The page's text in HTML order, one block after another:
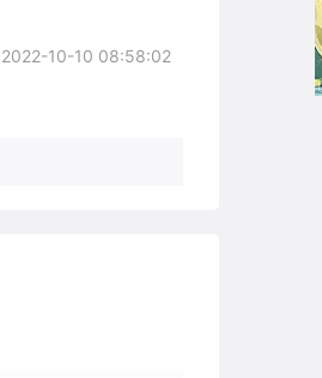
2022-10-10 08:58:02